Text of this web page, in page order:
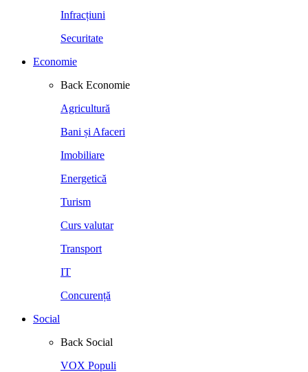
Infracțiuni
Securitate
Economie
Back Economie
Agricultură
Bani și Afaceri
Imobiliare
Energetică
Turism
Curs valutar
Transport
IT
Concurență
Social
Back Social
VOX Populi